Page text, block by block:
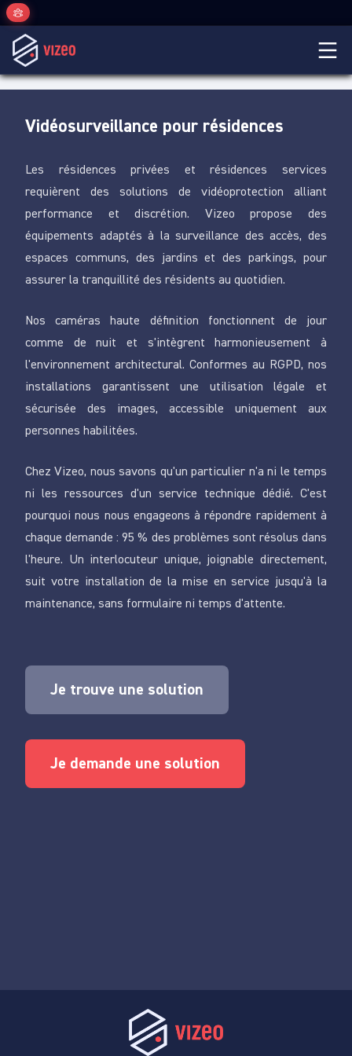
Vidéosurveillance pour résidences
Les résidences privées et résidences services
requièrent des solutions de vidéoprotection alliant
performance et discrétion. Vizeo propose des
équipements adaptés à la surveillance des accès, des
espaces communs, des jardins et des parkings, pour
assurer la tranquillité des résidents au quotidien.
Nos caméras haute définition fonctionnent de jour
comme de nuit et s'intègrent harmonieusement à
l'environnement architectural. Conformes au RGPD, nos
installations garantissent une utilisation légale et
sécurisée des images, accessible uniquement aux
personnes habilitées.
Chez Vizeo, nous savons qu'un particulier n'a ni le temps
ni les ressources d'un service technique dédié. C'est
pourquoi nous nous engageons à répondre rapidement à
chaque demande : 95 % des problèmes sont résolus dans
l'heure. Un interlocuteur unique, joignable directement,
suit votre installation de la mise en service jusqu'à la
maintenance, sans formulaire ni temps d'attente.
Je trouve une solution
Je demande une solution